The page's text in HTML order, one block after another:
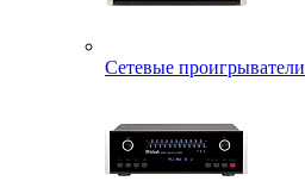
Сетевые проигрыватели